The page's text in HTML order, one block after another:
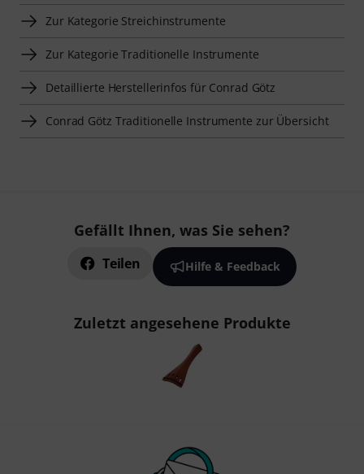
Zur Kategorie Streichinstrumente
Zur Kategorie Traditionelle Instrumente
Detaillierte Herstellerinfos für Conrad Götz
Conrad Götz Traditionelle Instrumente zur Übersicht
Gefällt Ihnen, was Sie sehen?
Teilen Hilfe & Feedback
Zuletzt angesehene Produkte